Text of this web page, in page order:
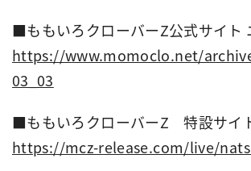
■ももいろクローバーZ公式サイト
https://www.momoclo.net/
03_03
■ももいろクローバーZ 特設サイ
https://mcz-release.com/live/